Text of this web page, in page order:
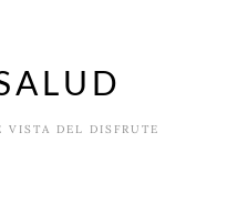
VISTA DEL DISFRUTE